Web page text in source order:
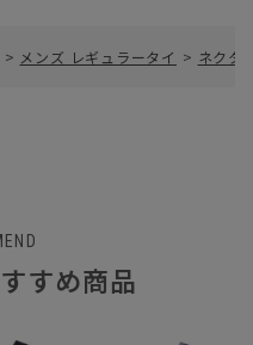
> メンズ レギュラータイ > ネクタ
すめ商品